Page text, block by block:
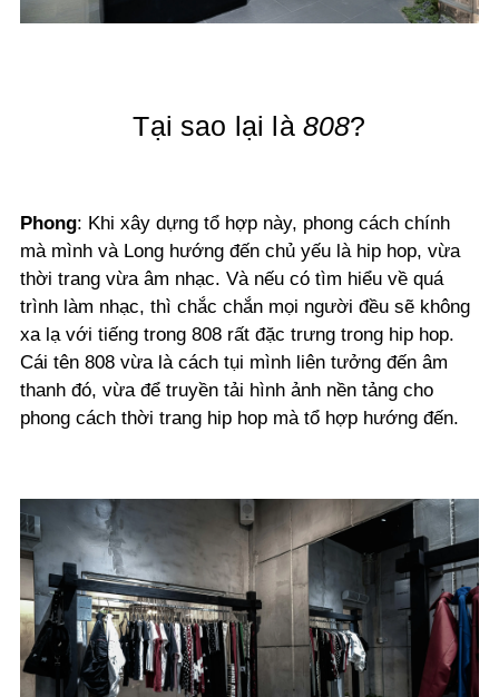
Tại sao lại là 808?
Phong: Khi xây dựng tổ hợp này, phong cách chính
mà mình và Long hướng đến chủ yếu là hip hop, vừa
thời trang vừa âm nhạc. Và nếu có tìm hiểu về quá
trình làm nhạc, thì chắc chắn mọi người đều sẽ không
xa lạ với tiếng trong 808 rất đặc trưng trong hip hop.
Cái tên 808 vừa là cách tụi mình liên tưởng đến âm
thanh đó, vừa để truyền tải hình ảnh nền tảng cho
phong cách thời trang hip hop mà tổ hợp hướng đến.